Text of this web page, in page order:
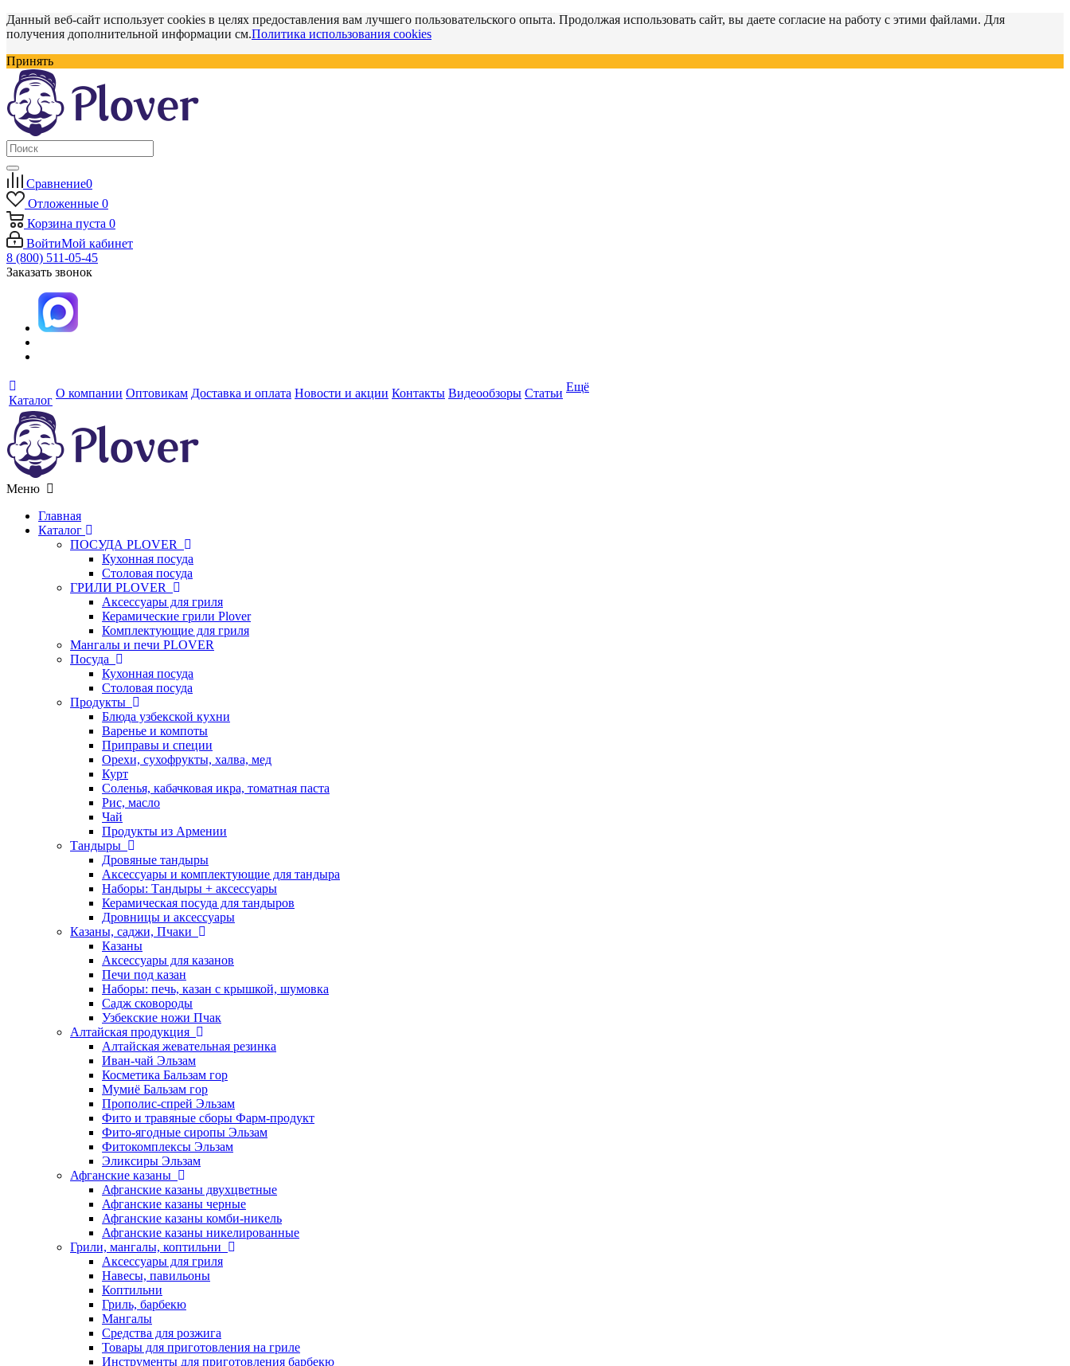
Данный веб-сайт использует cookies в целях предоставления вам лучшего пользовательского опыта. Продолжая использовать сайт, вы даете согласие на работу с этими файлами. Для
получения дополнительной информации см.Политика использования cookies
Принять
Сравнение0
Отложенные 0
Корзина пуста 0
ВойтиМой кабинет
8 (800) 511-05-45
Заказать звонок
Каталог
О компании Оптовикам Доставка и оплата Новости и акции Контакты Видеообзоры Статьи Ещё
Меню
Главная
Каталог
ПОСУДА PLOVER
Кухонная посуда
Столовая посуда
ГРИЛИ PLOVER
Аксессуары для гриля
Керамические грили Plover
Комплектующие для гриля
Мангалы и печи PLOVER
Посуда
Кухонная посуда
Столовая посуда
Продукты
Блюда узбекской кухни
Варенье и компоты
Приправы и специи
Орехи, сухофрукты, халва, мед
Курт
Соленья, кабачковая икра, томатная паста
Рис, масло
Чай
Продукты из Армении
Тандыры
Дровяные тандыры
Аксессуары и комплектующие для тандыра
Наборы: Тандыры + аксессуары
Керамическая посуда для тандыров
Дровницы и аксессуары
Казаны, саджи, Пчаки
Казаны
Аксессуары для казанов
Печи под казан
Наборы: печь, казан с крышкой, шумовка
Садж сковороды
Узбекские ножи Пчак
Алтайская продукция
Алтайская жевательная резинка
Иван-чай Эльзам
Косметика Бальзам гор
Мумиё Бальзам гор
Прополис-спрей Эльзам
Фито и травяные сборы Фарм-продукт
Фито-ягодные сиропы Эльзам
Фитокомплексы Эльзам
Эликсиры Эльзам
Афганские казаны
Афганские казаны двухцветные
Афганские казаны черные
Афганские казаны комби-никель
Афганские казаны никелированные
Грили, мангалы, коптильни
Аксессуары для гриля
Навесы, павильоны
Коптильни
Гриль, барбекю
Мангалы
Средства для розжига
Товары для приготовления на гриле
Инструменты для приготовления барбекю